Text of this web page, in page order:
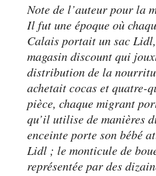
Note de l’auteur pour la
Il fut une époque où
Calais portait un sac
magasin discount qui
distribution de la
achetait cocas et quatre-
pièce, chaque migrant
qu’il utilise de manières
enceinte porte son bébé
Lidl ; le monticule de
représentée par des